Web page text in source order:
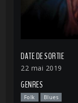
DATE DE SORTIE
22 mai 2019
GENRES
Folk Blues